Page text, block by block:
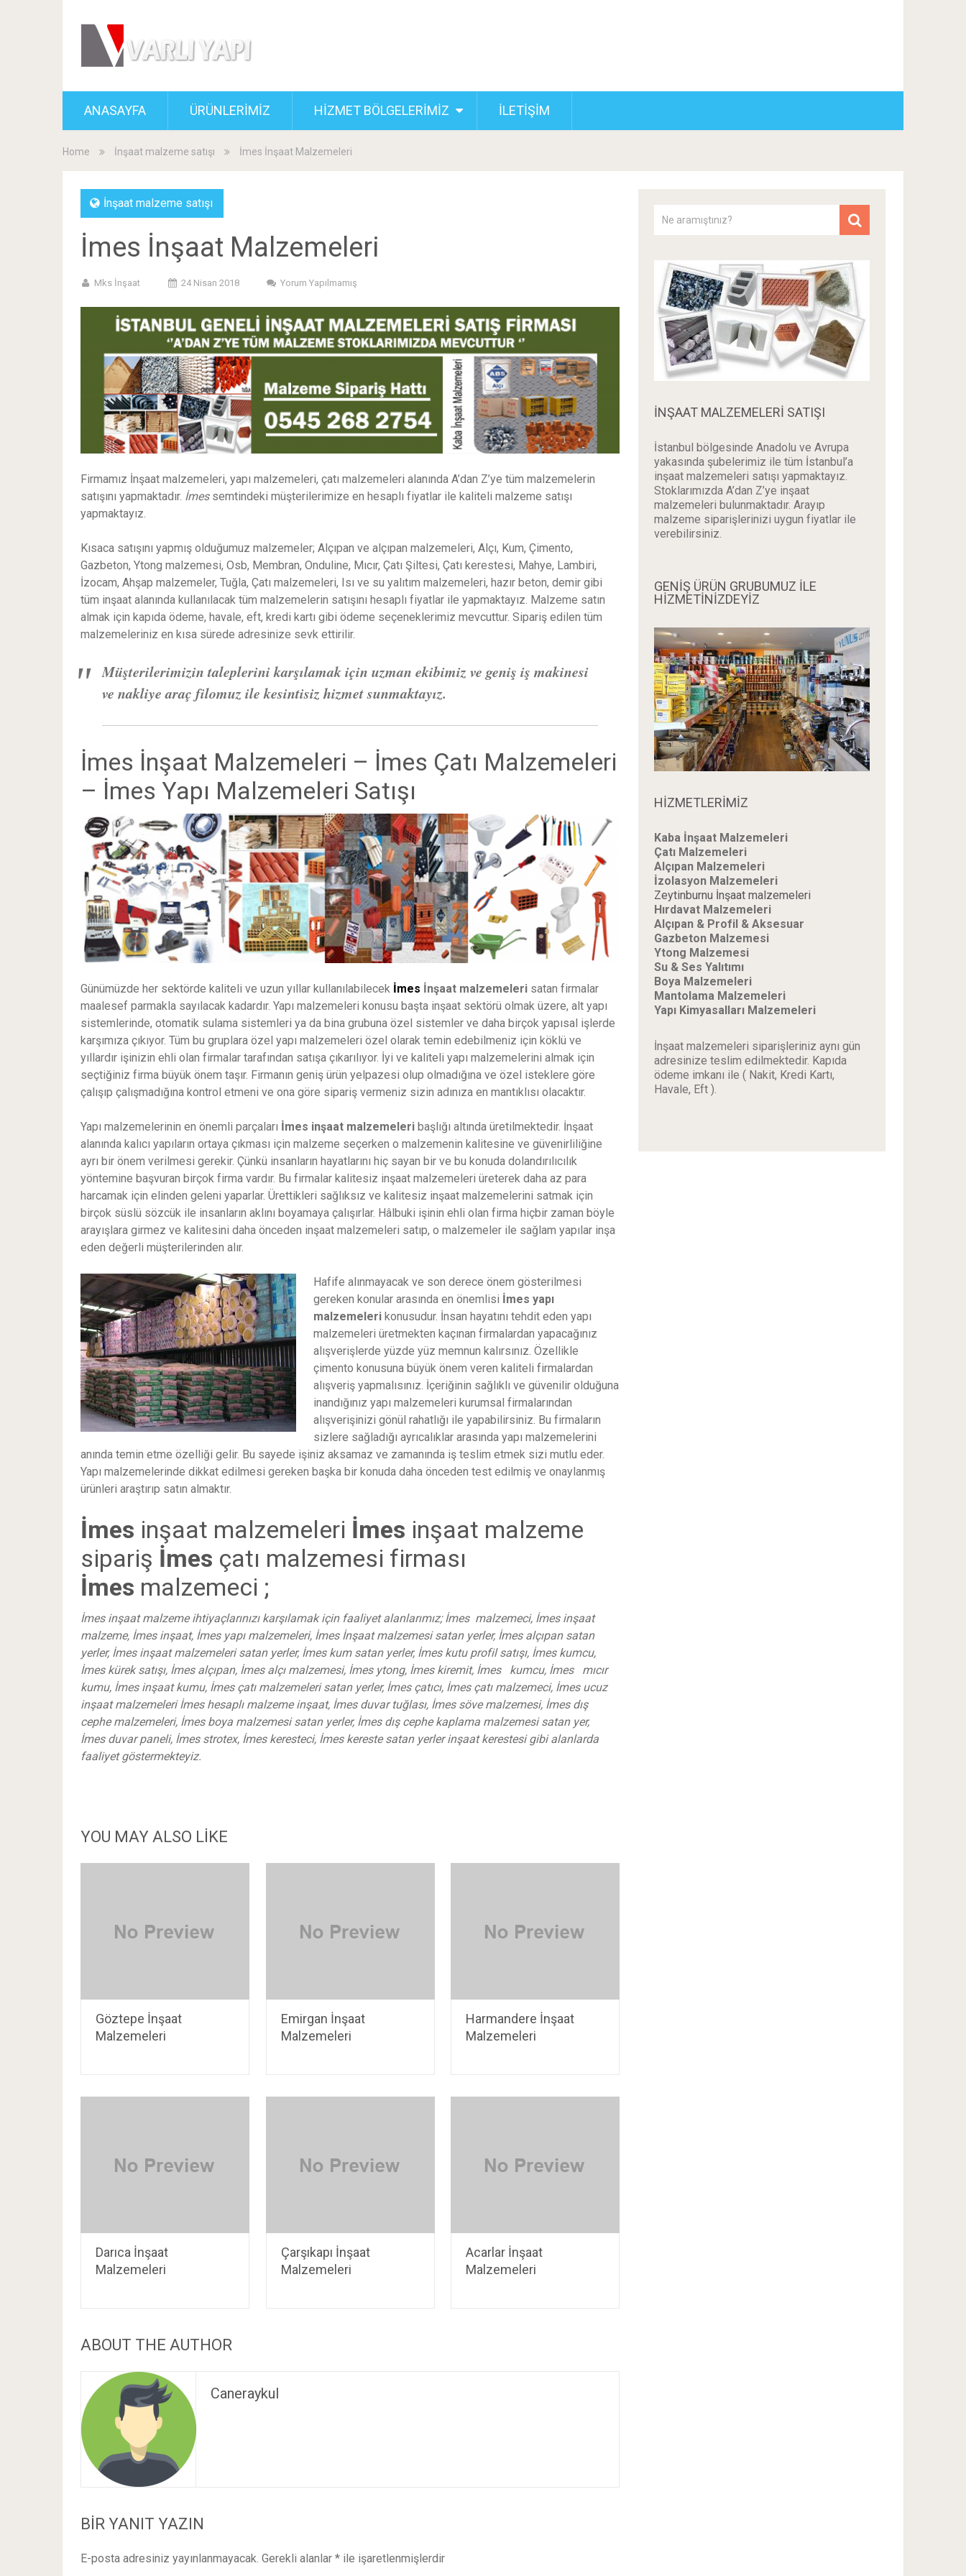
ANASAYFA ÜRÜNLERİMİZ HİZMET BÖLGELERİMİZ İLETİŞİM
Home İnşaat malzeme satışı İmes İnşaat Malzemeleri
İnşaat malzeme satışı
İmes İnşaat Malzemeleri
Mks İnşaat 24 Nisan 2018 Yorum Yapılmamış
Firmamız İnşaat malzemeleri, yapı malzemeleri, çatı malzemeleri alanında A’dan Z’ye tüm malzemelerin
satışını yapmaktadır. İmes semtindeki müşterilerimize en hesaplı fiyatlar ile kaliteli malzeme satışı
yapmaktayız.
Kısaca satışını yapmış olduğumuz malzemeler; Alçıpan ve alçıpan malzemeleri, Alçı, Kum, Çimento,
Gazbeton, Ytong malzemesi, Osb, Membran, Onduline, Mıcır, Çatı Şiltesi, Çatı kerestesi, Mahye, Lambiri,
İzocam, Ahşap malzemeler, Tuğla, Çatı malzemeleri, Isı ve su yalıtım malzemeleri, hazır beton, demir gibi
tüm inşaat alanında kullanılacak tüm malzemelerin satışını hesaplı fiyatlar ile yapmaktayız. Malzeme satın
almak için kapıda ödeme, havale, eft, kredi kartı gibi ödeme seçeneklerimiz mevcuttur. Sipariş edilen tüm
malzemeleriniz en kısa sürede adresinize sevk ettirilir.
Müşterilerimizin taleplerini karşılamak için uzman ekibimiz ve geniş iş makinesi
ve nakliye araç filomuz ile kesintisiz hizmet sunmaktayız.
İmes İnşaat Malzemeleri – İmes Çatı Malzemeleri
– İmes Yapı Malzemeleri Satışı
Günümüzde her sektörde kaliteli ve uzun yıllar kullanılabilecek İmes İnşaat malzemeleri satan firmalar
maalesef parmakla sayılacak kadardır. Yapı malzemeleri konusu başta inşaat sektörü olmak üzere, alt yapı
sistemlerinde, otomatik sulama sistemleri ya da bina grubuna özel sistemler ve daha birçok yapısal işlerde
karşımıza çıkıyor. Tüm bu gruplara özel yapı malzemeleri özel olarak temin edebilmeniz için köklü ve
yıllardır işinizin ehli olan firmalar tarafından satışa çıkarılıyor. İyi ve kaliteli yapı malzemelerini almak için
seçtiğiniz firma büyük önem taşır. Firmanın geniş ürün yelpazesi olup olmadığına ve özel isteklere göre
çalışıp çalışmadığına kontrol etmeni ve ona göre sipariş vermeniz sizin adınıza en mantıklısı olacaktır.
Yapı malzemelerinin en önemli parçaları İmes inşaat malzemeleri başlığı altında üretilmektedir. İnşaat
alanında kalıcı yapıların ortaya çıkması için malzeme seçerken o malzemenin kalitesine ve güvenirliliğine
ayrı bir önem verilmesi gerekir. Çünkü insanların hayatlarını hiç sayan bir ve bu konuda dolandırılıcılık
yöntemine başvuran birçok firma vardır. Bu firmalar kalitesiz inşaat malzemeleri üreterek daha az para
harcamak için elinden geleni yaparlar. Ürettikleri sağlıksız ve kalitesiz inşaat malzemelerini satmak için
birçok süslü sözcük ile insanların aklını boyamaya çalışırlar. Hâlbuki işinin ehli olan firma hiçbir zaman böyle
arayışlara girmez ve kalitesini daha önceden inşaat malzemeleri satıp, o malzemeler ile sağlam yapılar inşa
eden değerli müşterilerinden alır.
Hafife alınmayacak ve son derece önem gösterilmesi
gereken konular arasında en önemlisi İmes yapı
malzemeleri konusudur. İnsan hayatını tehdit eden yapı
malzemeleri üretmekten kaçınan firmalardan yapacağınız
alışverişlerde yüzde yüz memnun kalırsınız. Özellikle
çimento konusuna büyük önem veren kaliteli firmalardan
alışveriş yapmalısınız. İçeriğinin sağlıklı ve güvenilir olduğuna
inandığınız yapı malzemeleri kurumsal firmalarından
alışverişinizi gönül rahatlığı ile yapabilirsiniz. Bu firmaların
sizlere sağladığı ayrıcalıklar arasında yapı malzemelerini
anında temin etme özelliği gelir. Bu sayede işiniz aksamaz ve zamanında iş teslim etmek sizi mutlu eder.
Yapı malzemelerinde dikkat edilmesi gereken başka bir konuda daha önceden test edilmiş ve onaylanmış
ürünleri araştırıp satın almaktır.
İmes inşaat malzemeleri İmes inşaat malzeme
sipariş İmes çatı malzemesi firması
İmes malzemeci ;
İmes inşaat malzeme ihtiyaçlarınızı karşılamak için faaliyet alanlarımız; İmes malzemeci, İmes inşaat
malzeme, İmes inşaat, İmes yapı malzemeleri, İmes İnşaat malzemesi satan yerler, İmes alçıpan satan
yerler, İmes inşaat malzemeleri satan yerler, İmes kum satan yerler, İmes kutu profil satışı, İmes kumcu,
İmes kürek satışı, İmes alçıpan, İmes alçı malzemesi, İmes ytong, İmes kiremit, İmes kumcu, İmes mıcır
kumu, İmes inşaat kumu, İmes çatı malzemeleri satan yerler, İmes çatıcı, İmes çatı malzemeci, İmes ucuz
inşaat malzemeleri İmes hesaplı malzeme inşaat, İmes duvar tuğlası, İmes söve malzemesi, İmes dış
cephe malzemeleri, İmes boya malzemesi satan yerler, İmes dış cephe kaplama malzemesi satan yer,
İmes duvar paneli, İmes strotex, İmes keresteci, İmes kereste satan yerler inşaat kerestesi gibi alanlarda
faaliyet göstermekteyiz.
YOU MAY ALSO LIKE
Göztepe İnşaat
Malzemeleri
Emirgan İnşaat
Malzemeleri
Harmandere İnşaat
Malzemeleri
Darıca İnşaat
Malzemeleri
Çarşıkapı İnşaat
Malzemeleri
Acarlar İnşaat
Malzemeleri
ABOUT THE AUTHOR
Caneraykul
BIR YANIT YAZIN
E-posta adresiniz yayınlanmayacak. Gerekli alanlar * ile işaretlenmişlerdir
İNŞAAT MALZEMELERI SATIŞI
İstanbul bölgesinde Anadolu ve Avrupa
yakasında şubelerimiz ile tüm İstanbul’a
inşaat malzemeleri satışı yapmaktayız.
Stoklarımızda A’dan Z’ye inşaat
malzemeleri bulunmaktadır. Arayıp
malzeme siparişlerinizi uygun fiyatlar ile
verebilirsiniz.
GENİŞ ÜRÜN GRUBUMUZ İLE
HİZMETİNİZDEYİZ
HİZMETLERİMİZ
Kaba İnşaat Malzemeleri
Çatı Malzemeleri
Alçıpan Malzemeleri
İzolasyon Malzemeleri
Zeytinburnu İnşaat malzemeleri
Hırdavat Malzemeleri
Alçıpan & Profil & Aksesuar
Gazbeton Malzemesi
Ytong Malzemesi
Su & Ses Yalıtımı
Boya Malzemeleri
Mantolama Malzemeleri
Yapı Kimyasalları Malzemeleri
İnşaat malzemeleri siparişleriniz aynı gün
adresinize teslim edilmektedir. Kapıda
ödeme imkanı ile ( Nakit, Kredi Kartı,
Havale, Eft ).